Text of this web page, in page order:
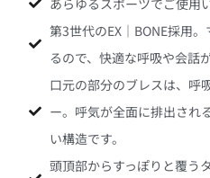
あらゆるスポーツでご使用
第3世代のEX｜BONE採用
るので、快適な呼吸や会話
口元の部分のブレスは、呼
ー。呼気が全面に排出され
い構造です。
頭頂部からすっぽりと覆う